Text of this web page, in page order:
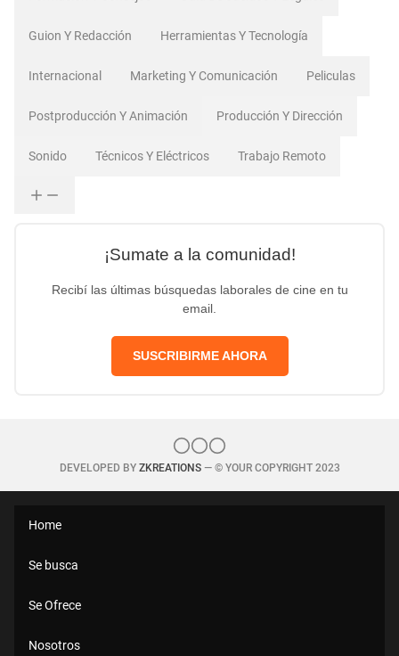
Guion Y Redacción Herramientas Y Tecnología
Internacional Marketing Y Comunicación Peliculas
Postproducción Y Animación Producción Y Dirección
Sonido Técnicos Y Eléctricos Trabajo Remoto
¡Sumate a la comunidad!
Recibí las últimas búsquedas laborales de cine en tu
email.
SUSCRIBIRME AHORA
DEVELOPED BY ZKREATIONS— © YOUR COPYRIGHT 2023
Home
Se busca
Se Ofrece
Nosotros